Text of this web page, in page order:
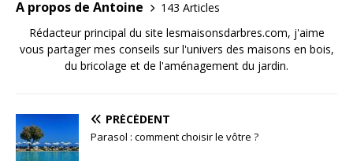
A propos de Antoine
143 Articles
Rédacteur principal du site lesmaisonsdarbres.com, j'aime
vous partager mes conseils sur l'univers des maisons en bois,
du bricolage et de l'aménagement du jardin.
PRÉCÉDENT
Parasol : comment choisir le vôtre ?